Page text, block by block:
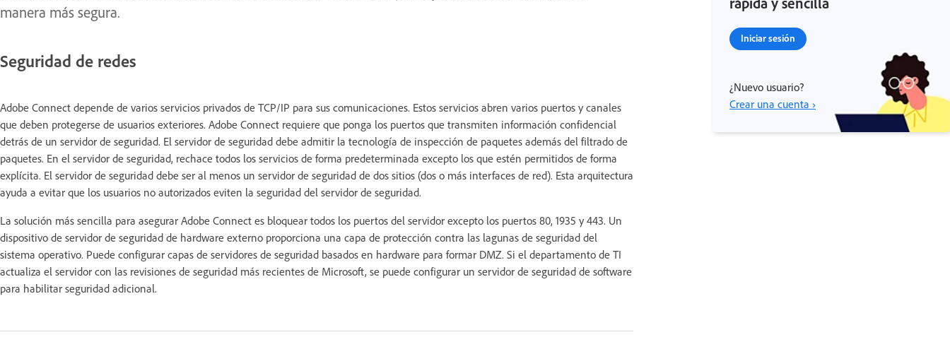
manera más segura.
Seguridad de redes
Adobe Connect depende de varios servicios privados de TCP/IP para sus comunicaciones. Estos servicios abren varios puertos y canales
que deben protegerse de usuarios exteriores. Adobe Connect requiere que ponga los puertos que transmiten información confidencial
detrás de un servidor de seguridad. El servidor de seguridad debe admitir la tecnología de inspección de paquetes además del filtrado de
paquetes. En el servidor de seguridad, rechace todos los servicios de forma predeterminada excepto los que estén permitidos de forma
explícita. El servidor de seguridad debe ser al menos un servidor de seguridad de dos sitios (dos o más interfaces de red). Esta arquitectura
ayuda a evitar que los usuarios no autorizados eviten la seguridad del servidor de seguridad.
La solución más sencilla para asegurar Adobe Connect es bloquear todos los puertos del servidor excepto los puertos 80, 1935 y 443. Un
dispositivo de servidor de seguridad de hardware externo proporciona una capa de protección contra las lagunas de seguridad del
sistema operativo. Puede configurar capas de servidores de seguridad basados en hardware para formar DMZ. Si el departamento de TI
actualiza el servidor con las revisiones de seguridad más recientes de Microsoft, se puede configurar un servidor de seguridad de software
para habilitar seguridad adicional.
Iniciar sesión
¿Nuevo usuario?
Crear una cuenta ›